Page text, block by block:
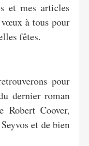
et mes articles
vœux à tous pour
fêtes.
pour
dernier roman
Robert Coover,
et de bien